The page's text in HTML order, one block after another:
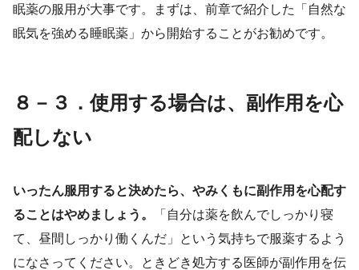
眠薬の服用が大事です。まずは、前章で紹介した「自然な
眠気を強める睡眠薬」から開始することがお勧めです。
８－３．使用する場合は、副作用を心
配しない
いったん服用すると決めたら、やみくもに副作用を心配す
ることはやめましょう。
「自分は薬を飲んでしっかり寝
て、昼間しっかり働くんだ」という気持ちで服薬するよう
になさってください。ときどき処方する医師が副作用を伝